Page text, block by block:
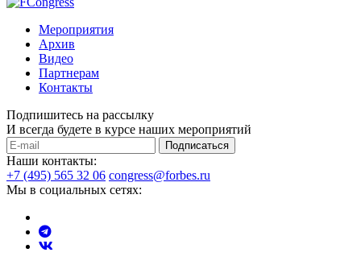
Мероприятия
Архив
Видео
Партнерам
Контакты
Подпишитесь на рассылку
И всегда будете в курсе наших мероприятий
Подписаться
Наши контакты:
+7 (495) 565 32 06 congress@forbes.ru
Мы в социальных сетях: